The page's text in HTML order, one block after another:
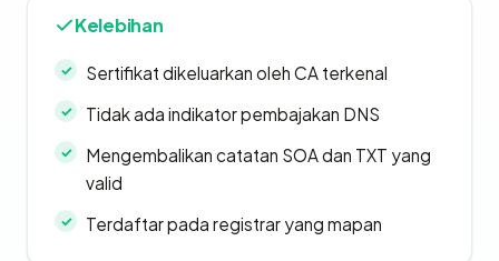
Kelebihan
Sertifikat dikeluarkan oleh CA terkenal
Tidak ada indikator pembajakan DNS
Mengembalikan catatan SOA dan TXT yang
valid
Terdaftar pada registrar yang mapan